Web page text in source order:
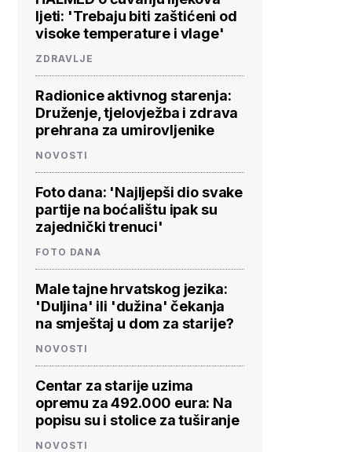
ljeti: 'Trebaju biti zaštićeni od
visoke temperature i vlage'
ZDRAVLJE
Radionice aktivnog starenja:
Druženje, tjelovježba i zdrava
prehrana za umirovljenike
NOVOSTI
Foto dana: 'Najljepši dio svake
partije na boćalištu ipak su
zajednički trenuci'
FOTO DANA
Male tajne hrvatskog jezika:
'Duljina' ili 'dužina' čekanja
na smještaj u dom za starije?
NOVOSTI
Centar za starije uzima
opremu za 492.000 eura: Na
popisu su i stolice za tuširanje
NOVOSTI